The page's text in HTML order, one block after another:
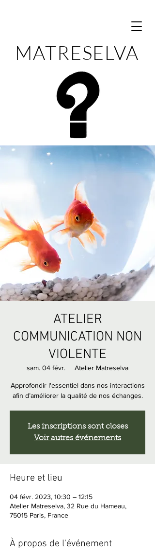
MATRESELVA
ATELIER
COMMUNICATION NON
VIOLENTE
sam. 04 févr.
  |
Atelier Matreselva
Approfondir l'essentiel dans nos interactions
afin d’améliorer la qualité de nos échanges.
Les inscriptions sont closes
Voir autres événements
Heure et lieu
04 févr. 2023, 10:30 – 12:15
Atelier Matreselva, 32 Rue du Hameau,
75015 Paris, France
À propos de l'événement